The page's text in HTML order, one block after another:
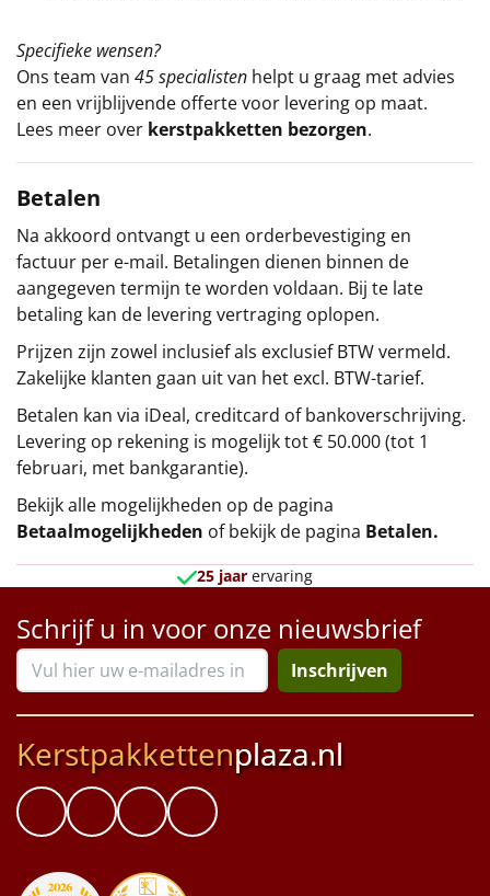
Specifieke wensen?
Ons team van 45 specialisten helpt u graag met advies
en een vrijblijvende offerte voor levering op maat.
Lees meer over kerstpakketten bezorgen.
Betalen
Na akkoord ontvangt u een orderbevestiging en
factuur per e-mail. Betalingen dienen binnen de
aangegeven termijn te worden voldaan. Bij te late
betaling kan de levering vertraging oplopen.
Prijzen zijn zowel inclusief als exclusief BTW vermeld.
Zakelijke klanten gaan uit van het excl. BTW-tarief.
Betalen kan via iDeal, creditcard of bankoverschrijving.
Levering op rekening is mogelijk tot € 50.000 (tot 1
februari, met bankgarantie).
Bekijk alle mogelijkheden op de pagina
Betaalmogelijkheden of bekijk de pagina Betalen.
25 jaar ervaring
Schrijf u in voor onze nieuwsbrief
Inschrijven
Kerstpakkettenplaza.nl